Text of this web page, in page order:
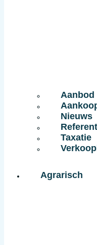
Aanbod
Nieuws
Taxatie
Agrarisch